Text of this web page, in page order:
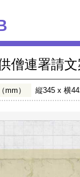
僧連署請文
mm） 縦345 x 横